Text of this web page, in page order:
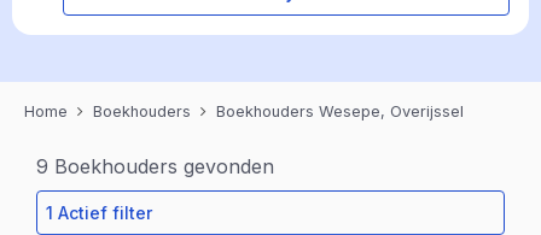
Home Boekhouders Boekhouders Wesepe, Overijssel
9 Boekhouders gevonden
1 Actief filter